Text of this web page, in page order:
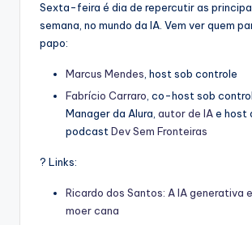
Sexta-feira é dia de repercutir as
semana, no mundo da IA. Vem ver quem
papo:
Marcus Mendes, host sob controle
Fabrício Carraro, co-host sob
Manager da Alura, autor de IAe host
podcastDev Sem Fronteiras
? Links:
Ricardo dos Santos: A IA generativa
moer cana